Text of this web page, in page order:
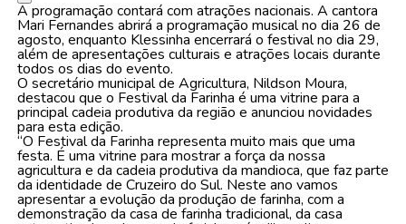
A programação contará com atrações nacionais. A cantora
Mari Fernandes abrirá a programação musical no dia 26 de
agosto, enquanto Klessinha encerrará o festival no dia 29,
além de apresentações culturais e atrações locais durante
todos os dias do evento.
O secretário municipal de Agricultura, Nildson Moura,
destacou que o Festival da Farinha é uma vitrine para a
principal cadeia produtiva da região e anunciou novidades
para esta edição.
“O Festival da Farinha representa muito mais que uma
festa. É uma vitrine para mostrar a força da nossa
agricultura e da cadeia produtiva da mandioca, que faz parte
da identidade de Cruzeiro do Sul. Neste ano vamos
apresentar a evolução da produção de farinha, com a
demonstração da casa de farinha tradicional, da casa